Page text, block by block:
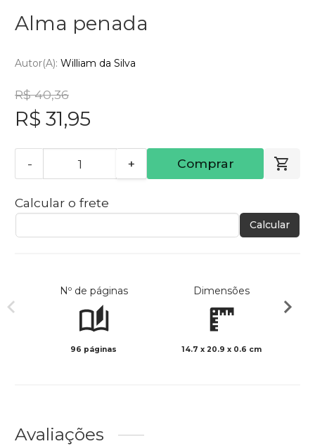
Alma penada
Autor(a): William da Silva
R$ 40,36
R$ 31,95
- + Comprar
Calcular o frete
Calcular
Nº de páginas
96 páginas
Dimensões
14.7 x 20.9 x 0.6 cm
Avaliações